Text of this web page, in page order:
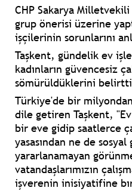
CHP Sakarya
grup önerisi üzerine
işçilerinin sorunlarını
Taşkent, gündelik ev
kadınların güvencesiz
sömürüldüklerini
Türkiye'de bir
dile getiren Taşkent,
bir eve gidip saatlerce
yasasından ne de
yararlanamayan
vatandaşlarımızın
işverenin inisiyatifine